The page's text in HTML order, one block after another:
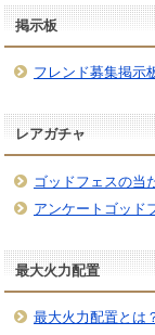
掲示板
フレンド募集掲示
レアガチャ
ゴッドフェスの当
アンケートゴッド
最大火力配置
最大火力配置とは